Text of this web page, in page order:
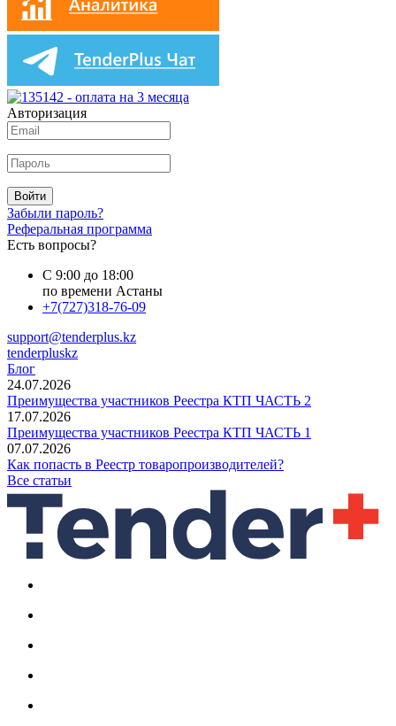
Авторизация
Войти
Забыли пароль?
Реферальная программа
Есть вопросы?
С 9:00 до 18:00
по времени Астаны
+7(727)318-76-09
support@tenderplus.kz
tenderpluskz
Блог
24.07.2026
Преимущества участников Реестра КТП ЧАСТЬ 2
17.07.2026
Преимущества участников Реестра КТП ЧАСТЬ 1
07.07.2026
Как попасть в Реестр товаропроизводителей?
Все статьи